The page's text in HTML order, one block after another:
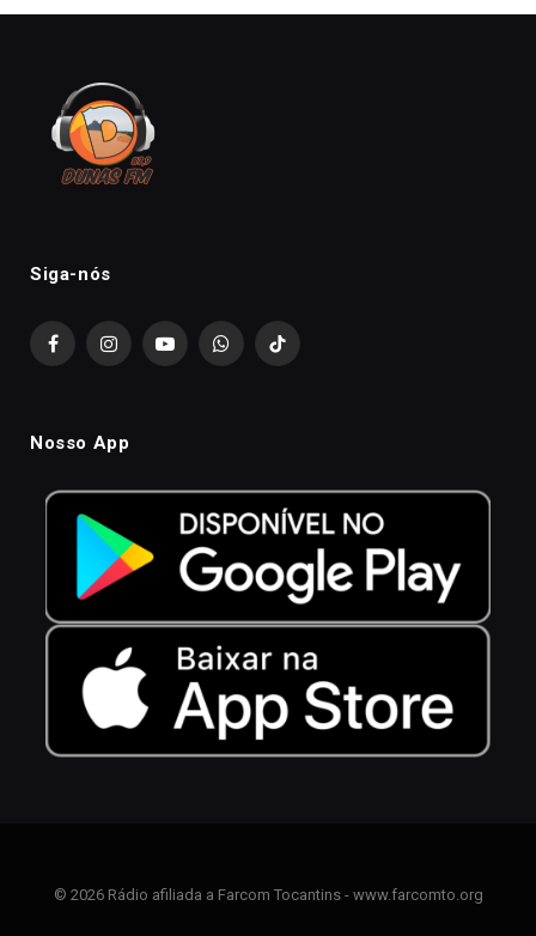
Siga-nós
FacebookInstagramYouTubeWhatsAppTikTok
Nosso App
© 2026 Rádio afiliada a Farcom Tocantins - www.farcomto.org